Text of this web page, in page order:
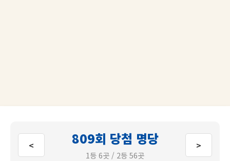
< 809회 당첨 명당
1등 6곳 / 2등 56곳
>